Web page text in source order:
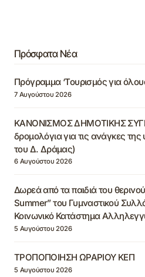
Πρόσφατα Νέα
Πρόγραμμα ‘Τουρισμός για
7 Αυγούστου 2026
ΚΑΝΟΝΙΣΜΟΣ ΔΗΜΟΤΙΚΗΣ
δρομολόγια για τις ανάγκες
του Δ. Δράμας)
6 Αυγούστου 2026
Δωρεά από τα παιδιά του
Summer” του Γυμναστικού
Κοινωνικό Κατάστημα
5 Αυγούστου 2026
ΤΡΟΠΟΠΟΙΗΣΗ ΩΡΑΡΙΟΥ ΚΕΠ
5 Αυγούστου 2026